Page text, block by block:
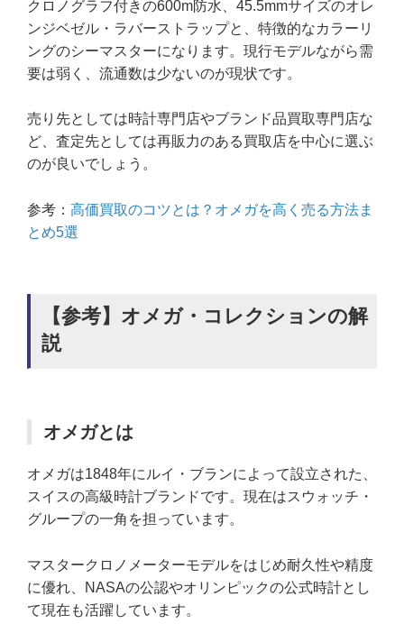
クロノグラフ付きの600m防水、45.5mmサイズのオレ
ンジベゼル・ラバーストラップと、特徴的なカラーリ
ングのシーマスターになります。現行モデルながら需
要は弱く、流通数は少ないのが現状です。
売り先としては時計専門店やブランド品買取専門店な
ど、査定先としては再販力のある買取店を中心に選ぶ
のが良いでしょう。
参考： 高価買取のコツとは？オメガを高く売る方法ま
とめ5選
【参考】オメガ・コレクションの解
説
オメガとは
オメガは1848年にルイ・ブランによって設立された、
スイスの高級時計ブランドです。現在はスウォッチ・
グループの一角を担っています。
マスタークロノメーターモデルをはじめ耐久性や精度
に優れ、NASAの公認やオリンピックの公式時計とし
て現在も活躍しています。